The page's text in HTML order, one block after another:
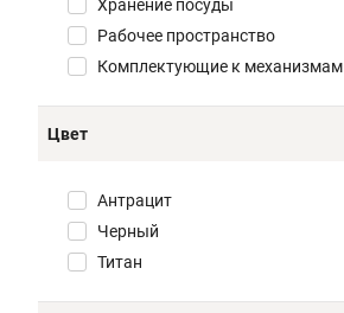
Хранение посуды
Рабочее пространство
Комплектующие к механизмам
Цвет
Антрацит
Черный
Титан